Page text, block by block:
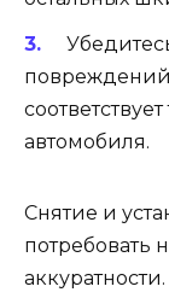
повреждений
автомобиля.
Снятие и
потребовать